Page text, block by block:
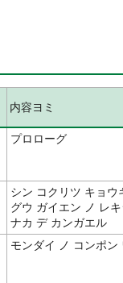
内容ヨミ
プロローグ
シン コクリツ キョ
グウ ガイエン ノ レ
ナカ デ カンガエル
モンダイ ノ コンポ